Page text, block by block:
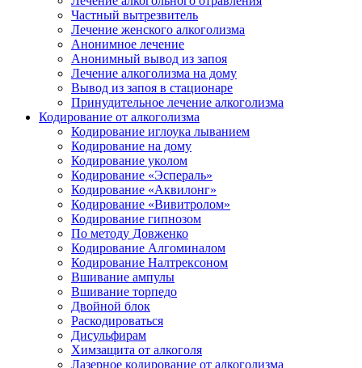
Частный вытрезвитель
Лечение женского алкоголизма
Анонимное лечение
Анонимный вывод из запоя
Лечение алкоголизма на дому
Вывод из запоя в стационаре
Принудительное лечение алкоголизма
Кодирование от алкоголизма
Кодирование иглоука лыванием
Кодирование на дому
Кодирование уколом
Кодирование «Эспераль»
Кодирование «Аквилонг»
Кодирование «Вивитролом»
Кодирование гипнозом
По методу Довженко
Кодирование Алгоминалом
Кодирование Налтрексоном
Вшивание ампулы
Вшивание торпедо
Двойной блок
Раскодироваться
Дисульфирам
Химзащита от алкоголя
Лазерное кодирование от алкоголизма